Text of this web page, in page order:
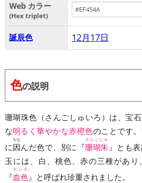
Web カラー
Hex triplet
誕辰色 12月17日
色の説明
珊瑚珠色（さんごしゅいろ）は、宝
な明るく華やかな赤橙色のことです
に因
ちな
んだ色で、別に『珊瑚朱
さんごしゅ
』とも
玉には、白、桃色、赤の三種があり
『血色
ちいろ
』と呼ばれ珍重されました。